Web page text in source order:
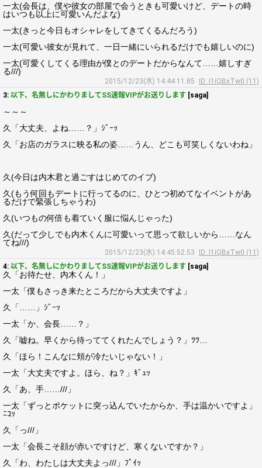
一太(会長は、僕や彼女の部屋で会うときも可愛いけど、デートの時
はいつも以上に可愛いんだよな)
一太(きっと今日もオシャレをしてきてくるんだろう)
一太(可愛い彼女が見れて、一日一緒にいられるだけでも嬉しいのに)
一太(可愛くしてくる理由が僕とのデートだからなんて……嬉しすぎ
る///)
2015/12/23(水) 14:44:11.85
ID: I1iQBxTw0 (11)
3: 以下、名無しにかわりましてSS速報VIPがお送りします [saga]
～～～
久「大丈夫、よね……？」ｼﾞｰｯ
久「お店のガラスに映る私の姿……うん、どこも可笑しくないわね」
久(今日は内木君と過ごすはじめてのイブ)
久(もう何回もデートに行ってるのに、ひとつ初めてなイベントがあ
るだけで緊張しちゃうわ)
久(いつもの何倍も着ていく服に悩んじゃった)
久(だって少しでも内木くんに可愛いって思って欲しいから……なん
てね///)
2015/12/23(水) 14:45:52.53
ID: I1iQBxTw0 (11)
4: 以下、名無しにかわりましてSS速報VIPがお送りします [saga]
久「お待たせ、内木くん！」
一太「僕もさっき来たところだから大丈夫ですよ」
久「……」ｼﾞｰｯ
一太「か、会長……？」
久「嘘ね。早くから待っててくれたんでしょう？」ﾂﾂ…
久「ほら！こんなに頬が冷たいじゃない！」
一太「大丈夫ですよ。ほら、ね？」ｷﾞｭｯ
久「あ、手……///」
一太「ずっとポケットに突っ込んでいたからか、手は温かいですよ」
ﾆｺｯ
久「っ///」
一太「会長こそ顔が赤いですけど、寒くないですか？」
久「わ、わたしは大丈夫よっ///」ﾌﾟｲｯ